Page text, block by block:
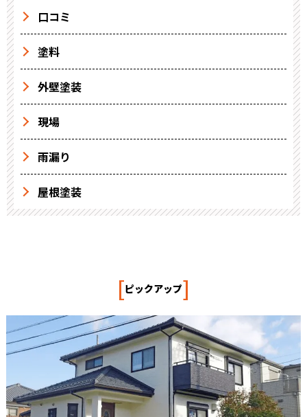
口コミ
塗料
外壁塗装
現場
雨漏り
屋根塗装
[ピックアップ]